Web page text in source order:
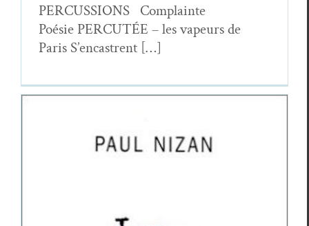
PERCUSSIONS Com­plainte
Poésie PERCUTÉE – les vapeurs de
Paris S’encastrent […]